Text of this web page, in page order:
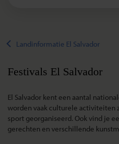
Landinformatie El Salvador
Festivals El Salvador
El Salvador kent een aantal
worden vaak culturele activiteiten
sport georganiseerd. Ook vind je
gerechten en verschillende